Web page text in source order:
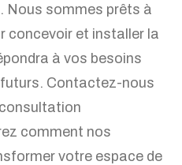
Nous sommes prêts à
concevoir et installer la
à vos besoins
Contactez-nous
comment nos
votre espace de